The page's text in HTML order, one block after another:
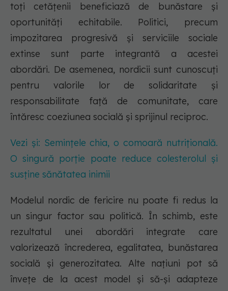
toți cetățenii beneficiază de bunăstare și
oportunități echitabile. Politici, precum
impozitarea progresivă și serviciile sociale
extinse sunt parte integrantă a acestei
abordări. De asemenea, nordicii sunt cunoscuți
pentru valorile lor de solidaritate și
responsabilitate față de comunitate, care
întăresc coeziunea socială și sprijinul reciproc.
Vezi și: Semințele chia, o comoară nutrițională.
O singură porție poate reduce colesterolul și
susține sănătatea inimii
Modelul nordic de fericire nu poate fi redus la
un singur factor sau politică. În schimb, este
rezultatul unei abordări integrate care
valorizează încrederea, egalitatea, bunăstarea
socială și generozitatea. Alte națiuni pot să
învețe de la acest model și să-și adapteze